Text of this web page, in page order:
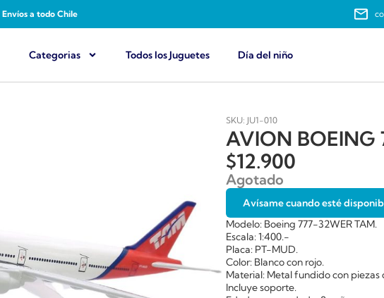
Envíos a todo Chile
Categorias Todos los Juguetes Día del niño
SKU: JU1-010
AVION BOEING
$12.900
Agotado
Avísame cuando esté
Modelo: Boeing 777-32WER TAM.
Escala: 1:400.-
Placa: PT-MUD.
Color: Blanco con rojo.
Material: Metal fundido con piezas
Incluye soporte.